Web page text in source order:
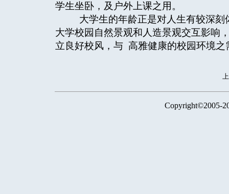
学生坐卧，及户外上课之用。
大学生的年龄正是对人生有较深刻
大学校园自然景观和人造景观交互影响
立良好校风，与 高雅健康的校园环境
Copyright©2005-